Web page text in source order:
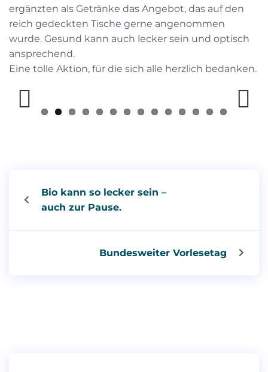
ergänzten als Getränke das Angebot, das auf den
reich gedeckten Tische gerne angenommen
wurde. Gesund kann auch lecker sein und optisch
ansprechend.
Eine tolle Aktion, für die sich alle herzlich bedanken.
Previous
Bio kann so lecker sein –
auch zur Pause.
Bundesweiter Vorlesetag